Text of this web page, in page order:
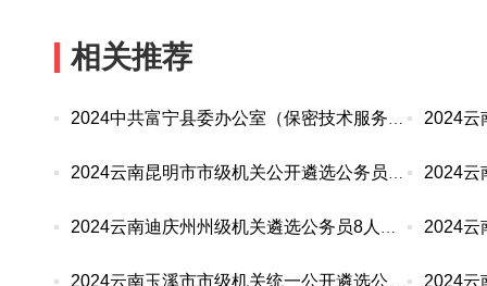
相关推荐
2024中共富宁县委办公室（保密技术服务中心）考察
2024云南昆明市市级机关公开遴选公务员237人公告
2024云南迪庆州州级机关遴选公务员8人公告
2024云南玉溪市市级机关统一公开遴选公务员24人公告